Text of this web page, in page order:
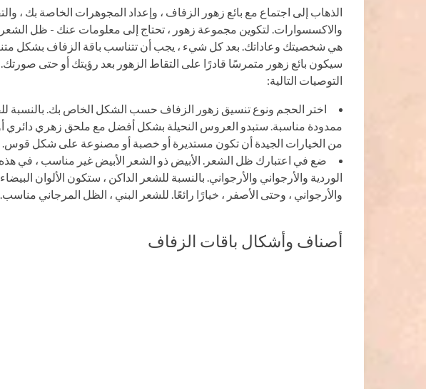
الذهاب إلى اجتماع مع بائع زهور الزفاف ، وإعداد المجوهرات الخاصة بك ،
والاكسسوارات. لتكوين مجموعة زهور ، تحتاج إلى معلومات عنك - ظل الشعر
هي شخصيتك وعاداتك. بعد كل شيء ، يجب أن تتناسب باقة الزفاف بشكل
سيكون بائع زهور متمرسًا قادرًا على التقاط الزهور بعد رؤيتك أو حتى
التوصيات التالية:
اختر الحجم ونوع تنسيق زهور الزفاف حسب الشكل الخاص بك. بالنسبة
ممدودة مناسبة. ستبدو العروس النحيلة بشكل أفضل مع ملحق زهري
من الخيارات الجيدة أن تكون مستديرة أو خصبة أو مصنوعة على شكل قوس.
ضع في اعتبارك ظل الشعر. الأبيض ذو الشعر الأبيض غير مناسب ، في هذه
الوردية والأرجواني والأرجواني. بالنسبة للشعر الداكن ، ستكون الألوان
والأرجواني ، وحتى الأصفر ، خيارًا رائعًا. للشعر البني ، الظل المرجاني مناسب.
أصناف وأشكال باقات الزفاف